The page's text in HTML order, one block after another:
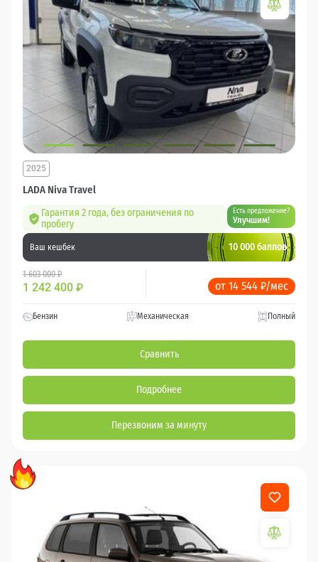
LADA Niva Travel
2025
Гарантия 2 года, без ограничения по
пробегу
Есть предложение?
Улучшим!
Ваш кешбек 10 000 баллов
1 603 000 ₽
1 242 400 ₽ от 14 544 ₽/мес
Бензин Механическая Полный
Сравнить
Подробнее
Перезвоним за минуту